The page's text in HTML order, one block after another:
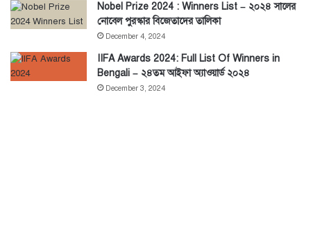
Nobel Prize 2024 : Winners List – ২০২৪ সালের
নোবেল পুরস্কার বিজেতাদের তালিকা
December 4, 2024
IIFA Awards 2024: Full List Of Winners in
Bengali – ২৪তম আইফা অ্যাওয়ার্ড ২০২৪
December 3, 2024